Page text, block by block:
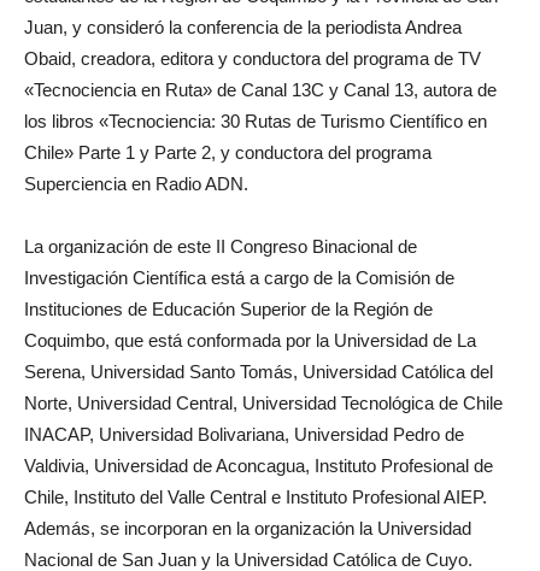
Juan, y consideró la conferencia de la periodista Andrea
Obaid, creadora, editora y conductora del programa de TV
«Tecnociencia en Ruta» de Canal 13C y Canal 13, autora de
los libros «Tecnociencia: 30 Rutas de Turismo Científico en
Chile» Parte 1 y Parte 2, y conductora del programa
Superciencia en Radio ADN.
La organización de este II Congreso Binacional de
Investigación Científica está a cargo de la Comisión de
Instituciones de Educación Superior de la Región de
Coquimbo, que está conformada por la Universidad de La
Serena, Universidad Santo Tomás, Universidad Católica del
Norte, Universidad Central, Universidad Tecnológica de Chile
INACAP, Universidad Bolivariana, Universidad Pedro de
Valdivia, Universidad de Aconcagua, Instituto Profesional de
Chile, Instituto del Valle Central e Instituto Profesional AIEP.
Además, se incorporan en la organización la Universidad
Nacional de San Juan y la Universidad Católica de Cuyo.